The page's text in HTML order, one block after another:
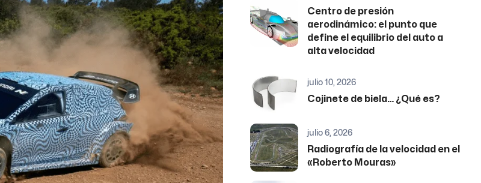
Centro de presión
aerodinámico: el punto que
define el equilibrio del auto a
alta velocidad
julio 10, 2026
Cojinete de biela… ¿Qué es?
julio 6, 2026
Radiografía de la velocidad en el
«Roberto Mouras»